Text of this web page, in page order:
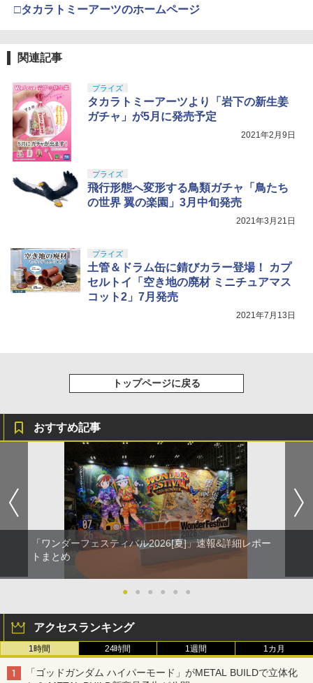
パーツ カスタマイズ 内部 部品 交換
￥1,480
5
モジューラートリガーシュー B◆GOLD
東京マルイ ガスブロ ハイキャパ5.1/4.3
対応 選べる形状 ドレスアップ
ツ ONE PIECE シャンクス -マリンフォ
5
TAMASHII NATIONS S.H.フィギュアー
ツ 攻殻機動隊 THE GHOST IN THE SHE
LL 草薙素子 約140mm PVC&ABS製 塗
￥9,544
4
Sachiプラモ VERTヤスリ Type-S 【プ
￥2,320
5
BANDAI SPIRITS(バンダイ スピリッツ)
￥1,674
￥3,815
手動
￥3,584
型用接着剤 87003
5
GSIクレオス Mr.トップコート 水性プレ
ミアムトップコートスプレー つや消し 8
8ml ホビー用仕上材 B603
□タカラトミーアーツのホームページ
関連記事
プライズ
タカラトミーアーツより「岩下の新生姜
ガチャ」が5月に発売予定
2021年2月9日
プライズ
飛行形態へ変形する鳥類ガチャ「鳥たち
の世界 翼の楽園」3月中旬発売
2021年3月21日
プライズ
土管＆ドラム缶に錆びカラー登場！ カプ
セルトイ「空き地の廃材 ミニチュアマス
コット2」7月発売
2021年7月13日
トップページに戻る
おすすめ記事
「ワンダーフェスティバル2026[夏]」速報&詳細レポー
トまとめ
● ● ● ● ● ●
アクセスランキング
1時間 24時間 1週間 1カ月
「ゴッドガンダム ハイパーモード」がMETAL BUILDで立体化